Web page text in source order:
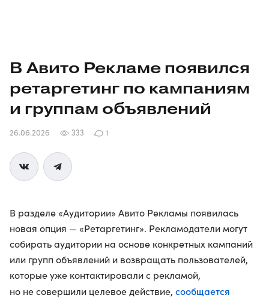
В Авито Рекламе появился
ретаргетинг по кампаниям
и группам объявлений
26.06.2026 333 1
В разделе «Аудитории» Авито Рекламы появилась
новая опция — «Ретаргетинг». Рекламодатели могут
собирать аудитории на основе конкретных кампаний
или групп объявлений и возвращать пользователей,
которые уже контактировали с рекламой,
но не совершили целевое действие, сообщается